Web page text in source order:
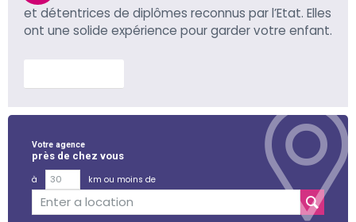
et détentrices de diplômes reconnus par l’Etat. Elles
ont une solide expérience pour garder votre enfant.
Votre agence
près de chez vous
à
km ou moins de